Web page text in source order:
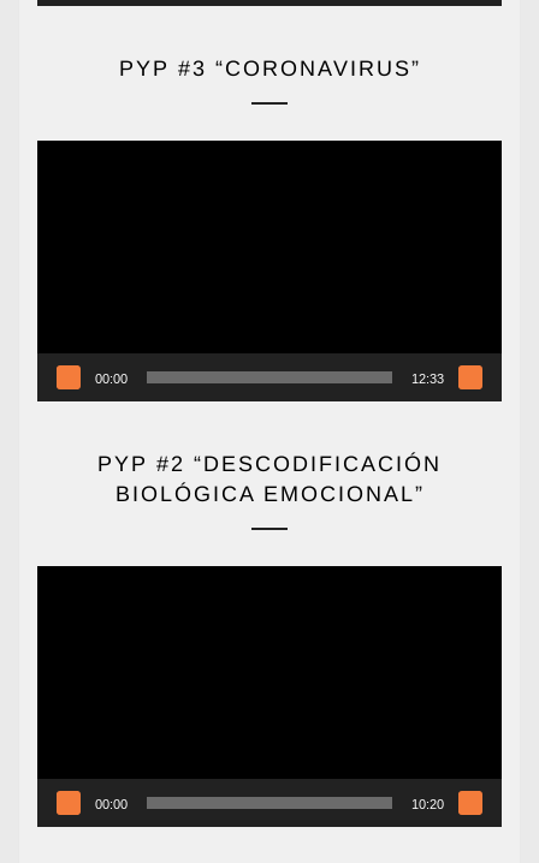
PYP #3 “CORONAVIRUS”
00:00 12:33
PYP #2 “DESCODIFICACIÓN
BIOLÓGICA EMOCIONAL”
00:00 10:20